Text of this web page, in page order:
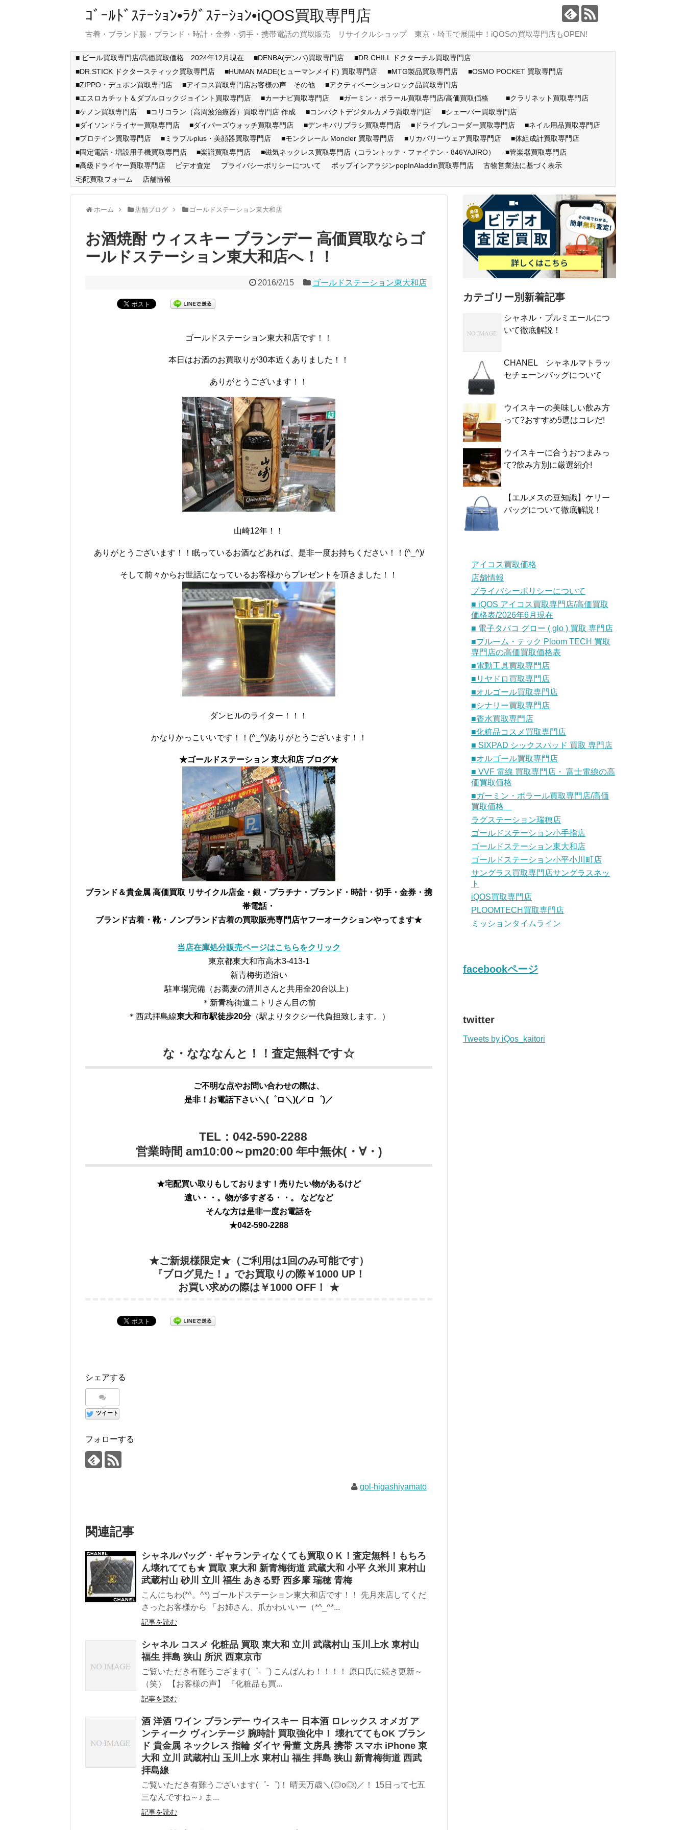
ｺﾞｰﾙﾄﾞｽﾃｰｼｮﾝ•ﾗｸﾞｽﾃｰｼｮﾝ•iQOS買取専門店
古着・ブランド服・ブランド・時計・金券・切手・携帯電話の買取販売 リサイクルショップ 東京・埼玉で展開中！iQOSの買取専門店もOPEN!
■ ビール買取専門店/高価買取価格 2024年12月現在 ■DENBA(デンバ)買取専門店
■DR.CHILL ドクターチル買取専門店
■DR.STICK ドクタースティック買取専門店
■HUMAN MADE(ヒューマンメイド) 買取専門店 ■MTG製品買取専門店
■OSMO POCKET 買取専門店
■ZIPPO・デュポン買取専門店
■アイコス買取専門店お客様の声 その他
■アクティベーションロック品買取専門店
■エスロカチット＆ダブルロックジョイント買取専門店
■カーナビ買取専門店 ■ガーミン・ポラール買取専門店/高価買取価格
■クラリネット買取専門店
■ケノン買取専門店
■コリコラン（高周波治療器）買取専門店 作成 ■コンパクトデジタルカメラ買取専門店
■シェーバー買取専門店
■ダイソンドライヤー買取専門店
■ダイバーズウォッチ買取専門店 ■デンキバリブラシ買取専門店 ■ドライブレコーダー買取専門店
■ネイル用品買取専門店
■プロテイン買取専門店
■ミラブルplus・美顔器買取専門店 ■モンクレール Moncler 買取専門店 ■リカバリーウェア買取専門店
■体組成計買取専門店
■固定電話・増設用子機買取専門店
■楽譜買取専門店 ■磁気ネックレス買取専門店（コラントッテ・ファイテン・846YAJIRO）
■管楽器買取専門店
■高級ドライヤー買取専門店
ビデオ査定 プライバシーポリシーについて ポップインアラジンpopInAladdin買取専門店
古物営業法に基づく表示
宅配買取フォーム
店舗情報
ホーム 店舗ブログ ゴールドステーション東大和店
お酒焼酎 ウィスキー ブランデー 高価買取ならゴ
ールドステーション東大和店へ！！
2016/2/15 ゴールドステーション東大和店
ゴールドステーション東大和店です！！
本日はお酒のお買取りが30本近くありました！！
ありがとうございます！！
山崎12年！！
ありがとうございます！！眠っているお酒などあれば、是非一度お持ちください！！(^_^)/
そして前々からお世話になっているお客様からプレゼントを頂きました！！
ダンヒルのライター！！！
かなりかっこいいです！！(^_^)/ありがとうございます！！
★ゴールドステーション 東大和店 ブログ★
ブランド＆貴金属 高価買取 リサイクル店金・銀・プラチナ・ブランド・時計・切手・金券・携
帯電話・
ブランド古着・靴・ノンブランド古着の買取販売専門店ヤフーオークションやってます★
当店在庫処分販売ページはこちらをクリック
東京都東大和市高木3-413-1
新青梅街道沿い
駐車場完備（お蕎麦の清川さんと共用全20台以上）
＊新青梅街道ニトリさん目の前
＊西武拝島線東大和市駅徒歩20分（駅よりタクシー代負担致します。）
な・なななんと！！査定無料です☆
ご不明な点やお問い合わせの際は、
是非！お電話下さい＼(゜ロ＼)(／ロ゜)／
TEL：042-590-2288
営業時間 am10:00～pm20:00 年中無休(・∀・)
★宅配買い取りもしております！売りたい物があるけど
遠い・・。物が多すぎる・・。 などなど
そんな方は是非一度お電話を
★042-590-2288
★ご新規様限定★（ご利用は1回のみ可能です）
『ブログ見た！』でお買取りの際￥1000 UP！
お買い求めの際は￥1000 OFF！ ★
シェアする
ツイート
フォローする
gol-higashiyamato
関連記事
シャネルバッグ・ギャランティなくても買取ＯＫ！査定無料！もちろ
ん壊れてても★ 買取 東大和 新青梅街道 武蔵大和 小平 久米川 東村山
武蔵村山 砂川 立川 福生 あきる野 西多摩 瑞穂 青梅
こんにちわ(*^。^*) ゴールドステーション東大和店です！！ 先月来店してくだ
さったお客様から 「お姉さん、爪かわいいー（*^_^*...
記事を読む
シャネル コスメ 化粧品 買取 東大和 立川 武蔵村山 玉川上水 東村山
福生 拝島 狭山 所沢 西東京市
ご覧いただき有難うござます(゜-゜) こんばんわ！！！！ 原口氏に続き更新～
（笑） 【お客様の声】 『化粧品も買...
記事を読む
酒 洋酒 ワイン ブランデー ウイスキー 日本酒 ロレックス オメガ ア
ンティーク ヴィンテージ 腕時計 買取強化中！ 壊れててもOK ブラン
ド 貴金属 ネックレス 指輪 ダイヤ 骨董 文房具 携帯 スマホ iPhone 東
大和 立川 武蔵村山 玉川上水 東村山 福生 拝島 狭山 新青梅街道 西武
拝島線
ご覧いただき有難うございます(゜-゜)！ 晴天万歳＼(◎o◎)／！ 15日って七五
三なんですね～♪ ま...
記事を読む
カテゴリー別新着記事
シャネル・プルミエールにつ
いて徹底解説！
CHANEL シャネルマトラッ
セチェーンバッグについて
ウイスキーの美味しい飲み方
って?おすすめ5選はコレだ!
ウイスキーに合うおつまみっ
て?飲み方別に厳選紹介!
【エルメスの豆知識】ケリー
バッグについて徹底解説！
アイコス買取価格
店舗情報
プライバシーポリシーについて
■ iQOS アイコス買取専門店/高価買取
価格表/2026年6月現在
■ 電子タバコ グロー ( glo ) 買取 専門店
■プルーム・テック Ploom TECH 買取
専門店の高価買取価格表
■電動工具買取専門店
■リヤドロ買取専門店
■オルゴール買取専門店
■シナリー買取専門店
■香水買取専門店
■化粧品コスメ買取専門店
■ SIXPAD シックスパッド 買取 専門店
■オルゴール買取専門店
■ VVF 電線 買取専門店・ 富士電線の高
価買取価格
■ガーミン・ポラール買取専門店/高価
買取価格
ラグステーション瑞穂店
ゴールドステーション小手指店
ゴールドステーション東大和店
ゴールドステーション小平小川町店
サングラス買取専門店サングラスネッ
ト
iQOS買取専門店
PLOOMTECH買取専門店
ミッションタイムライン
facebookページ
twitter
Tweets by iQos_kaitori